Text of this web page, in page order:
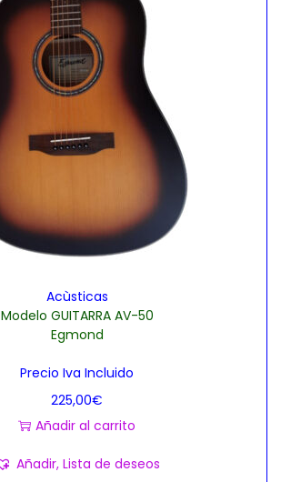
Acùsticas
Modelo GUITARRA AV-50
Egmond
Precio Iva Incluido
225,00€
Añadir al carrito
Añadir, Lista de deseos